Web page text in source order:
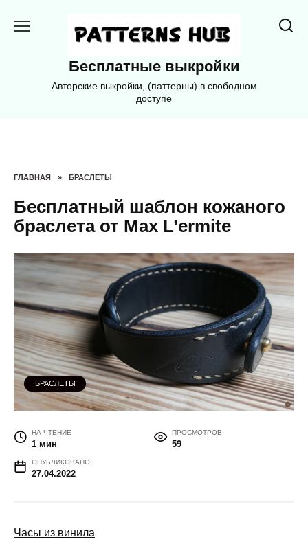
Бесплатные выкройки
Авторские выкройки, (паттерны) в свободном
доступе
ГЛАВНАЯ » БРАСЛЕТЫ
Бесплатный шаблон кожаного
браслета от Max L’ermite
БРАСЛЕТЫ
НА ЧТЕНИЕ
1 мин
ПРОСМОТРОВ
59
ОПУБЛИКОВАНО
27.04.2022
Часы из винила